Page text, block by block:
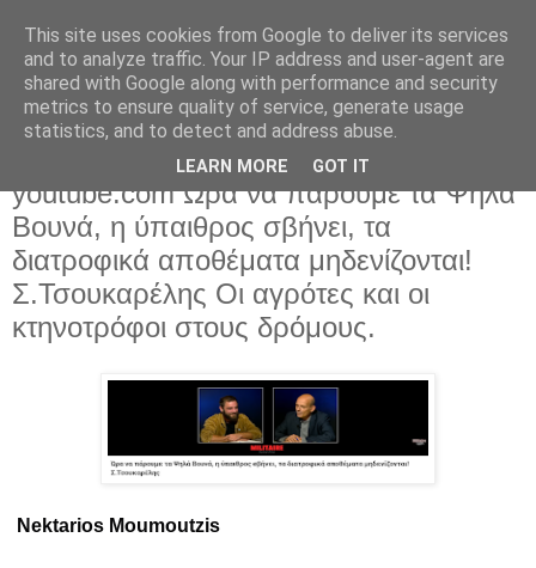
Σάββατο 13 Δεκεμβρίου 2025
youtube.com Ώρα να πάρουμε τα Ψηλά
Βουνά, η ύπαιθρος σβήνει, τα
διατροφικά αποθέματα μηδενίζονται!
Σ.Τσουκαρέλης Οι αγρότες και οι
κτηνοτρόφοι στους δρόμους.
Nektarios Moumoutzis
This site uses cookies from Google to deliver its services
and to analyze traffic. Your IP address and user-agent are
shared with Google along with performance and security
metrics to ensure quality of service, generate usage
statistics, and to detect and address abuse.
LEARN MORE GOT IT